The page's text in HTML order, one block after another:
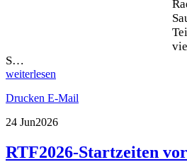
S…
weiterlesen
Drucken E-Mail
24 Jun2026
RTF2026-Startzeiten